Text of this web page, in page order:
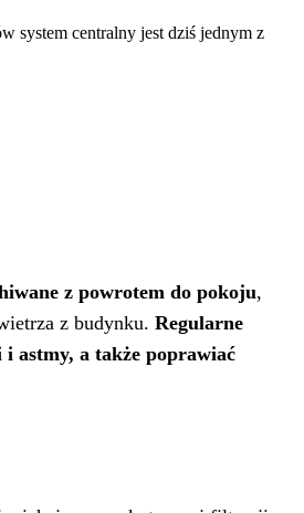
system centralny jest dziś jednym z
z powrotem do pokoju,
z budynku. Regularne
i astmy, a także poprawiać